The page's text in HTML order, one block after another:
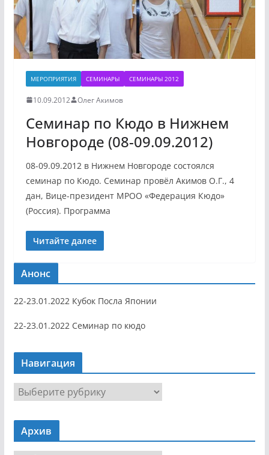
МЕРОПРИЯТИЯ СЕМИНАРЫ СЕМИНАРЫ 2012
10.09.2012 Олег Акимов
Семинар по Кюдо в Нижнем
Новгороде (08-09.09.2012)
08-09.09.2012 в Нижнем Новгороде состоялся
семинар по Кюдо. Семинар провёл Акимов О.Г., 4
дан, Вице-президент МРОО «Федерация Кюдо»
(Россия). Программа
Читайте далее
Анонс
22-23.01.2022 Кубок Посла Японии
22-23.01.2022 Семинар по кюдо
Навигация
Н
а
в
г
Архив